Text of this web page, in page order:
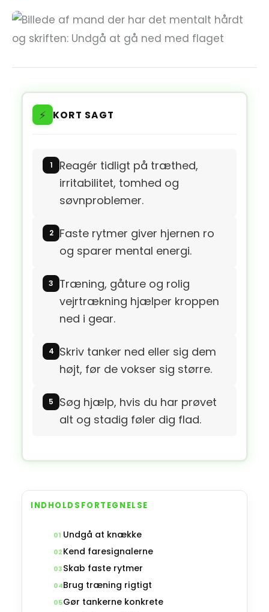
⚡ KORT SAGT
Reagér tidligt på træthed,
irritabilitet, tomhed og
søvnproblemer.
Faste rytmer giver hjernen ro
og sparer mental energi.
Træning, gåture og rolig
vejrtrækning hjælper kroppen
ned i gear.
Skriv tanker ned eller sig dem
højt, før de vokser sig større.
Søg hjælp, hvis du har prøvet
alt og stadig føler dig flad.
INDHOLDSFORTEGNELSE
01 Undgå at knække
02 Kend faresignalerne
03 Skab faste rytmer
04Brug træning rigtigt
05Gør tankerne konkrete